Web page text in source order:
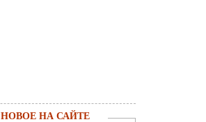
НОВОЕ НА САЙТЕ